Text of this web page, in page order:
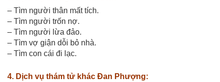
– Tìm người thân mất tích.
– Tìm người trốn nợ.
– Tìm người lừa đảo.
– Tìm vợ giận dỗi bỏ nhà.
– Tìm con cái đi lạc.
4. Dịch vụ thám tử khác Đan Phượng: